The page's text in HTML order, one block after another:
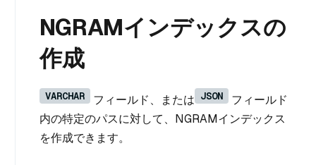
NGRAMインデックスの
作成
VARCHAR フィールド、または JSON
フィールド
内の特定のパスに対して、NGRAMインデックス
を作成できます。